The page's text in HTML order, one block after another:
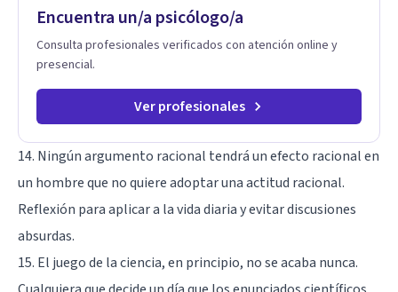
Encuentra un/a psicólogo/a
Consulta profesionales verificados con atención online y
presencial.
Ver profesionales
14. Ningún argumento racional tendrá un efecto racional en
un hombre que no quiere adoptar una actitud racional.
Reflexión para aplicar a la vida diaria y evitar discusiones
absurdas.
15. El juego de la ciencia, en principio, no se acaba nunca.